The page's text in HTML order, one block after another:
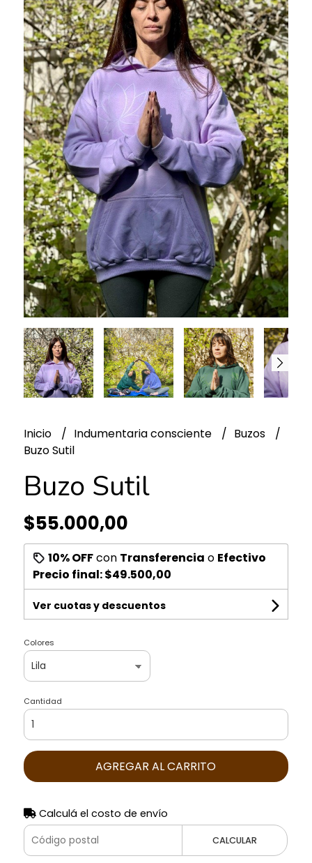
Inicio Indumentaria consciente
Buzos
Buzo Sutil
Buzo Sutil
$55.000,00
10% OFFcon Transferencia o Efectivo
Precio final:$49.500,00
Ver cuotas y descuentos
Colores
Cantidad
AGREGAR AL CARRITO
Calculá el costo de envío
CALCULAR